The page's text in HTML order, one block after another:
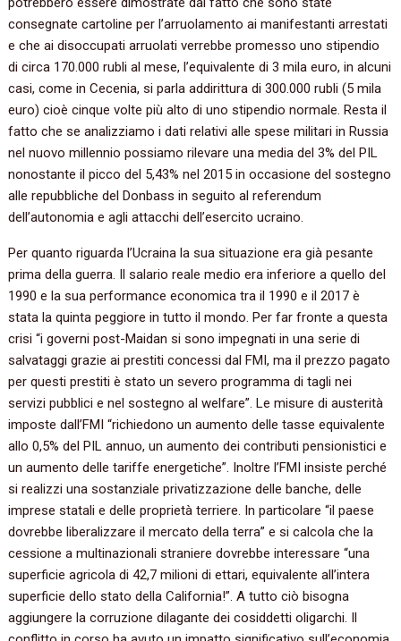
consegnate cartoline per l’arruolamento ai manifestanti arrestati
e che ai disoccupati arruolati verrebbe promesso uno stipendio
di circa 170.000 rubli al mese, l’equivalente di 3 mila euro, in alcuni
casi, come in Cecenia, si parla addirittura di 300.000 rubli (5 mila
euro) cioè cinque volte più alto di uno stipendio normale. Resta il
fatto che se analizziamo i dati relativi alle spese militari in Russia
nel nuovo millennio possiamo rilevare una media del 3% del PIL
nonostante il picco del 5,43% nel 2015 in occasione del sostegno
alle repubbliche del Donbass in seguito al referendum
dell’autonomia e agli attacchi dell’esercito ucraino.
Per quanto riguarda l’Ucraina la sua situazione era già pesante
prima della guerra. Il salario reale medio era inferiore a quello del
1990 e la sua performance economica tra il 1990 e il 2017 è
stata la quinta peggiore in tutto il mondo. Per far fronte a questa
crisi “i governi post-Maidan si sono impegnati in una serie di
salvataggi grazie ai prestiti concessi dal FMI, ma il prezzo pagato
per questi prestiti è stato un severo programma di tagli nei
servizi pubblici e nel sostegno al welfare”. Le misure di austerità
imposte dall’FMI “richiedono un aumento delle tasse equivalente
allo 0,5% del PIL annuo, un aumento dei contributi pensionistici e
un aumento delle tariffe energetiche”. Inoltre l’FMI insiste perché
si realizzi una sostanziale privatizzazione delle banche, delle
imprese statali e delle proprietà terriere. In particolare “il paese
dovrebbe liberalizzare il mercato della terra” e si calcola che la
cessione a multinazionali straniere dovrebbe interessare “una
superficie agricola di 42,7 milioni di ettari, equivalente all’intera
superficie dello stato della California!”. A tutto ciò bisogna
aggiungere la corruzione dilagante dei cosiddetti oligarchi. Il